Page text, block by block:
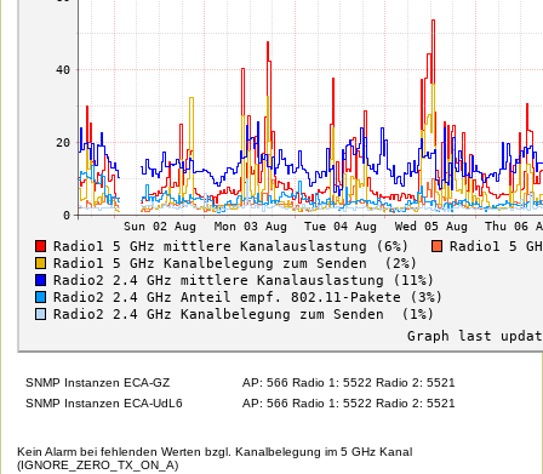
SNMP Instanzen ECA-GZ
AP: 566 Radio 1: 5522 Radio 2: 5521
SNMP Instanzen ECA-UdL6
AP: 566 Radio 1: 5522 Radio 2: 5521
Kein Alarm bei fehlenden Werten bzgl. Kanalbelegung im 5 GHz Kanal
(IGNORE_ZERO_TX_ON_A)